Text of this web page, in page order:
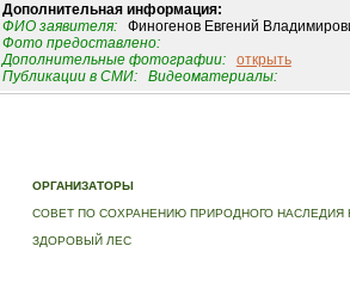
Дополнительная информация:
ФИО заявителя:Финогенов Евгений
Фото предоставлено:
Дополнительные фотографии:
открыть
Публикации в СМИ:
Видеоматериалы:
ОРГАНИЗАТОРЫ
СОВЕТ ПО СОХРАНЕНИЮ ПРИРОДНОГО НАСЛЕДИЯ
ЗДОРОВЫЙ ЛЕС